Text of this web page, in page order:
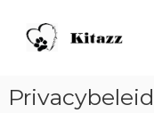
dh
o
Privacybeleid